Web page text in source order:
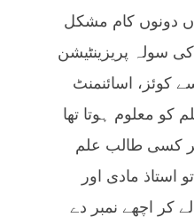
دونوں کام مشکل
سولہ پریزینٹیشن
کوئز، اسائنمنٹ
کو معلوم ہوتا تھا
کسی طالب علم
استاذ مادی اور
کر اچھے نمبر دے